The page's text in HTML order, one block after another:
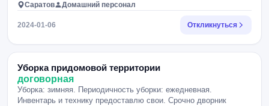
Саратов Домашний персонал
2024-01-06 Откликнуться
Уборка придомовой территории
договорная
Уборка: зимняя. Периодичность уборки: ежедневная.
Инвентарь и технику предоставлю свои. Срочно дворник